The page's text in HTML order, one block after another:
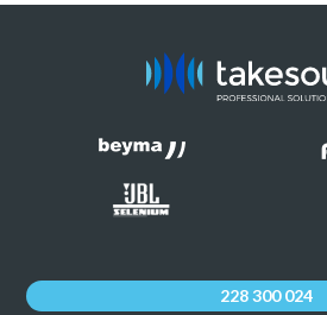
228 300 024